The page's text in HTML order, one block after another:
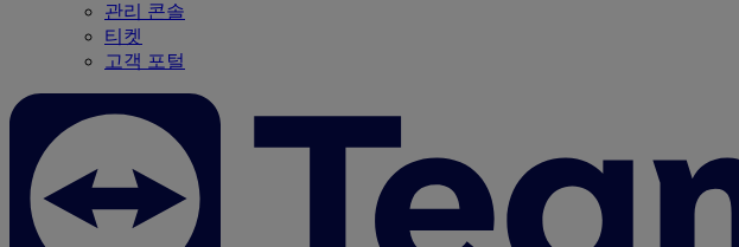
관리 콘솔
티켓
고객 포털